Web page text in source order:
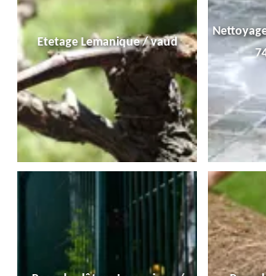
Etetage Lemanique / vaud